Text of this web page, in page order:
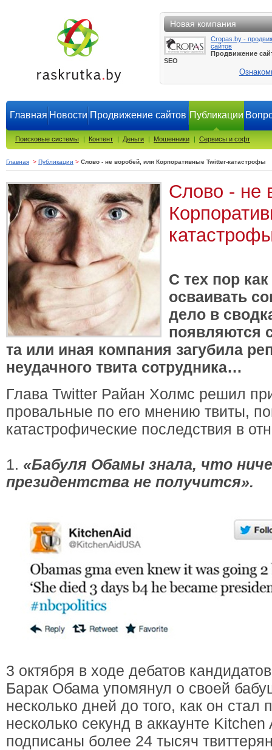
Новая компания
Cropas.by -
сайтов
Продвижение
SEO
Главная Новости Продвижение сайтов Публикации
Поисковые системы | Контент | Деньги | Мошенники | Сервисы и софт
Главная > Публикации > Слово - не воробей, или Корпоративные Twitter-катастрофы
Слово - не
С тех пор
осваивать
дело в
появляются
та или иная компания загубила
неудачного твита сотрудника…
Глава Twitter Райан Холмс решил
провальные по его мнению твиты,
катастрофические последствия в
1. «Бабуля Обамы знала, что
президентства не получится».
3 октября в ходе дебатов
Барак Обама упомянул о своей
несколько дней до того, как он стал
несколько секунд в аккаунте
подписаны более 24 тысяч